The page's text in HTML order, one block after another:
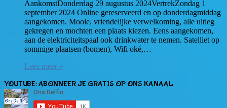
AankomstDonderdag 29 augustus 2024VertrekZondag 1
september 2024 Online gereserveerd en op donderdagmiddag
aangekomen. Mooie, vriendelijke verwelkoming, alle uitleg
gekregen en mochten een plaats kiezen. Eens aangekomen,
aan de elektriciteitspaal ook drinkwater te nemen. Satelliet op
sommige plaatsen (bomen), Wifi oké,…
Lees meer »
YOUTUBE: ABONNEER JE GRATIS OP ONS KANAAL